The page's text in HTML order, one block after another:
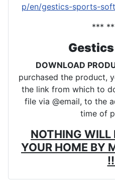
p/en/gestics-sports-
***
DOWNLOAD
purchased the product,
the link from which to
file via @email, to the
time of
NOTHING WILL
YOUR HOME BY